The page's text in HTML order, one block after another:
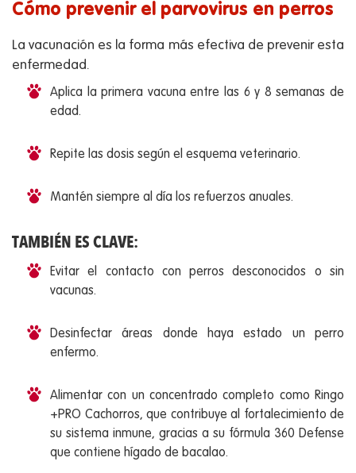
Cómo prevenir el parvovirus en perros
La vacunación es la forma más efectiva de prevenir esta
enfermedad.
Aplica la primera vacuna entre las 6 y 8 semanas de
edad.
Repite las dosis según el esquema veterinario.
Mantén siempre al día los refuerzos anuales.
TAMBIÉN ES CLAVE:
Evitar el contacto con perros desconocidos o sin
vacunas.
Desinfectar áreas donde haya estado un perro
enfermo.
Alimentar con un concentrado completo como Ringo
+PRO Cachorros, que contribuye al fortalecimiento de
su sistema inmune, gracias a su fórmula 360 Defense
que contiene hígado de bacalao.